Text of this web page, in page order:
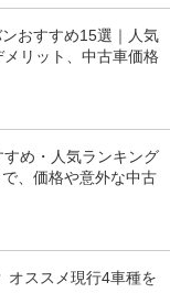
おすすめ15選｜人気
リット、中古車価格
すめ・人気ランキング
、価格や意外な中古
オススメ現行4車種を